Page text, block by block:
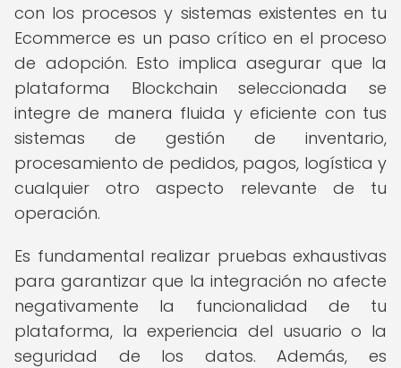
con los procesos y sistemas existentes en tu
Ecommerce es un paso crítico en el proceso
de adopción. Esto implica asegurar que la
plataforma Blockchain seleccionada se
integre de manera fluida y eficiente con tus
sistemas de gestión de inventario,
procesamiento de pedidos, pagos, logística y
cualquier otro aspecto relevante de tu
operación.
Es fundamental realizar pruebas exhaustivas
para garantizar que la integración no afecte
negativamente la funcionalidad de tu
plataforma, la experiencia del usuario o la
seguridad de los datos. Además, es